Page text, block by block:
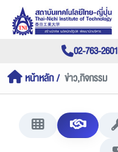
02-763-2601
หน้าหลัก ข่าว,กิจกรรม